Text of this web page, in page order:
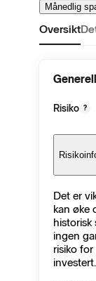
Månedlig
Oversikt
Risiko ?
Det er
kan øke
ingen
risiko
investert.